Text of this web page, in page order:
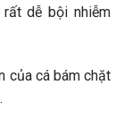
dễ bội nhiễm
của cá bám chặt